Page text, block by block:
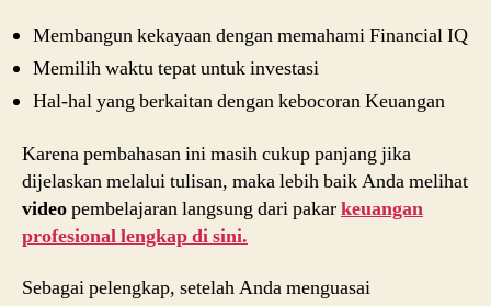
Membangun kekayaan dengan memahami Financial IQ
Memilih waktu tepat untuk investasi
Hal-hal yang berkaitan dengan kebocoran Keuangan
Karena pembahasan ini masih cukup panjang jika
dijelaskan melalui tulisan, maka lebih baik Anda melihat
videopembelajaran langsung dari pakarkeuangan
profesional lengkap di sini.
Sebagai pelengkap, setelah Anda menguasai